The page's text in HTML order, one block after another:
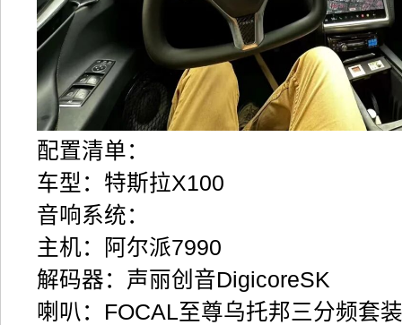
配置清单：
车型：特斯拉X100
音响系统：
主机：阿尔派7990
解码器：声丽创音DigicoreSK
喇叭：FOCAL至尊乌托邦三分频套